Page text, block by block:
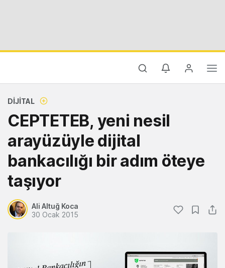
DIJITAL
CEPTETEB, yeni nesil
arayüzüyle dijital
bankacılığı bir adım öteye
taşıyor
Ali Altuğ Koca
30 Ocak 2015